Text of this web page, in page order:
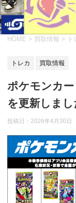
HOME > 買取情報 > ト
トレカ 買取情報
ポケモンカ
を更新しまし
投稿日： 2026年4月30日